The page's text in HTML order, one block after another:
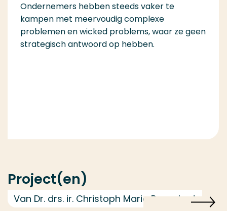
Ondernemers hebben steeds vaker te
kampen met meervoudig complexe
problemen en wicked problems, waar ze geen
strategisch antwoord op hebben.
Project(en)
Van Dr. drs. ir. Christoph Maria Ravesloot